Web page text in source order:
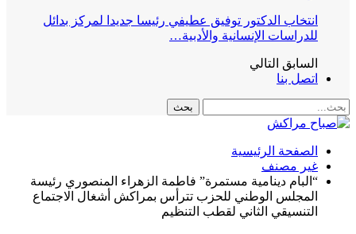
انتخاب الدكتور توفيق عطيفي رئيسا جديدا لمركز بدائل
للدراسات الإنسانية والأدبية…
السابق التالي
اتصل بنا
الصفحة الرئيسية
غير مصنف
“البام دينامية مستمرة” فاطمة الزهراء المنصوري رئيسة
المجلس الوطني للحزب تترأس بمراكش أشغال الاجتماع
التنسيقي الثاني لقطب التنظيم